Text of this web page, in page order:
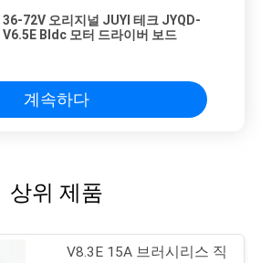
36-72V 오리지널 JUYI 테크 JYQD-
V6.5E Bldc 모터 드라이버 보드
계속하다
상위 제품
V8.3E 15A 브러시리스 직